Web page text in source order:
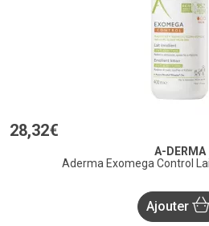
28,32€
A-DERMA
Aderma Exomega Control
Ajouter